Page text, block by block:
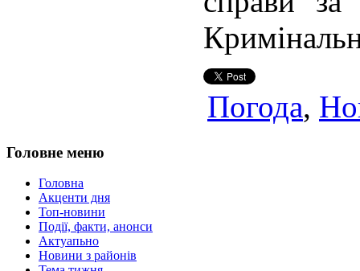
Погода,
Головне меню
Головна
Акценти дня
Топ-новини
Події, факти, анонси
Актуапьно
Новини з районів